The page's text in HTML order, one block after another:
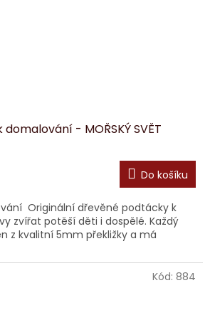
- MOŘSKÝ SVĚT
Do košíku
Originální dřevěné podtácky k
zvířat potěší děti i dospělé. Každý
z kvalitní 5mm překližky a má
Kód: 884